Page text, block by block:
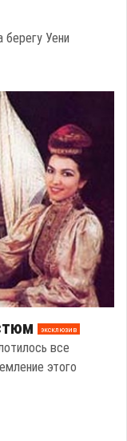
берегу Уени
эксклюзив
все
этого